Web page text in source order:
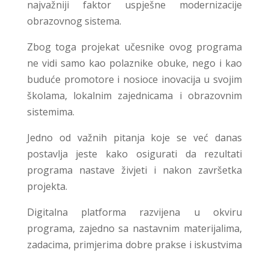
najvažniji faktor uspješne modernizacije
obrazovnog sistema.
Zbog toga projekat učesnike ovog programa
ne vidi samo kao polaznike obuke, nego i kao
buduće promotore i nosioce inovacija u svojim
školama, lokalnim zajednicama i obrazovnim
sistemima.
Jedno od važnih pitanja koje se već danas
postavlja jeste kako osigurati da rezultati
programa nastave živjeti i nakon završetka
projekta.
Digitalna platforma razvijena u okviru
programa, zajedno sa nastavnim materijalima,
zadacima, primjerima dobre prakse i iskustvima